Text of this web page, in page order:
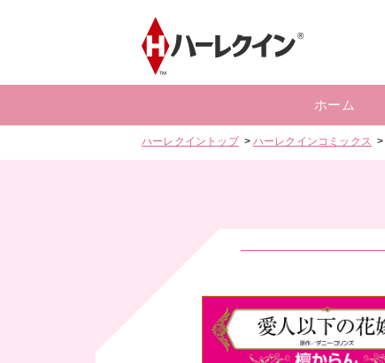
ホーム
ハーレクイントップ ハーレクインコミックス